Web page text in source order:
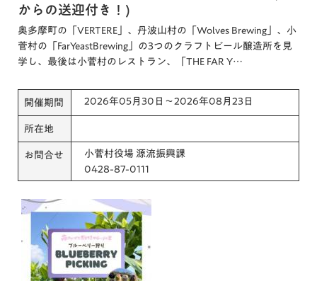
からの送迎付き！)
奥多摩町の「VERTERE」、丹波山村の「Wolves Brewing」、小
菅村の「FarYeastBrewing」の3つのクラフトビール醸造所を見
学し、最後は小菅村のレストラン、「THE FAR Y…
開催期間 2026年05月30日～2026年08月23日
所在地
お問合せ
小菅村役場 源流振興課
0428-87-0111